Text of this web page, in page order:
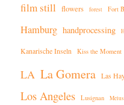
film still flowers forest Fort
Hamburg handprocessing
Kanarische Inseln Kiss the Moment
LA La Gomera Las
Los Angeles Lusignan